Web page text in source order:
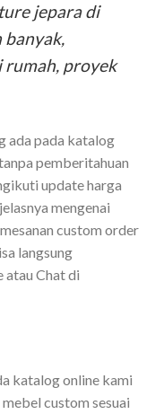
jepara di
banyak,
rumah, proyek
ada pada katalog
pemberitahuan
update harga
mengenai
custom order
langsung
atau Chat di
katalog online kami
custom sesuai